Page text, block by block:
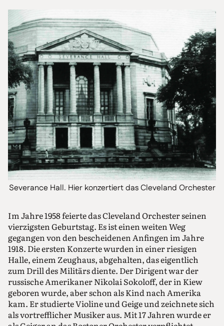
Severance Hall. Hier konzertiert das Cleveland Orchester
Im Jahre 1958 feierte das Cleveland Orchester seinen
vierzigsten Geburtstag. Es ist einen weiten Weg
gegangen von den bescheidenen Anfingen im Jahre
1918. Die ersten Konzerte wurden in einer riesigen
Halle, einem Zeughaus, abgehalten, das eigentlich
zum Drill des Militärs diente. Der Dirigent war der
russische Amerikaner Nikolai Sokoloff, der in Kiew
geboren wurde, aber schon als Kind nach Amerika
kam. Er studierte Violine und Geige und zeichnete sich
als vortrefflicher Musiker aus. Mit 17 Jahren wurde er